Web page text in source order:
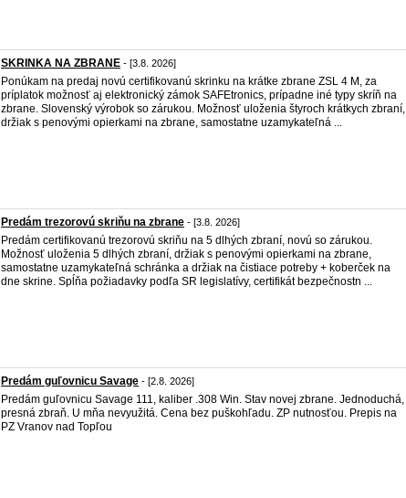
SKRINKA NA ZBRANE - [3.8. 2026]
Ponúkam na predaj novú certifikovanú skrinku na krátke zbrane ZSL 4 M, za
príplatok možnosť aj elektronický zámok SAFEtronics, prípadne iné typy skríň na
zbrane. Slovenský výrobok so zárukou. Možnosť uloženia štyroch krátkych zbraní,
držiak s penovými opierkami na zbrane, samostatne uzamykateľná ...
Predám trezorovú skriňu na zbrane - [3.8. 2026]
Predám certifikovanú trezorovú skriňu na 5 dlhých zbraní, novú so zárukou.
Možnosť uloženia 5 dlhých zbraní, držiak s penovými opierkami na zbrane,
samostatne uzamykateľná schránka a držiak na čistiace potreby + koberček na
dne skrine. Spĺňa požiadavky podľa SR legislatívy, certifikát bezpečnostn ...
Predám guľovnicu Savage - [2.8. 2026]
Predám guľovnicu Savage 111, kaliber .308 Win. Stav novej zbrane. Jednoduchá,
presná zbraň. U mňa nevyužitá. Cena bez puškohľadu. ZP nutnosťou. Prepis na
PZ Vranov nad Topľou